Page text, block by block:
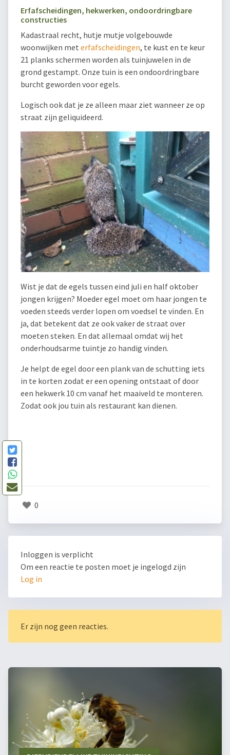
Erfafscheidingen, hekwerken, ondoordringbare
constructies
Kadastraal recht, hutje mutje volgebouwde
woonwijken met erfafscheidingen, te kust en te keur
21 planks schermen worden als tuinjuwelen in de
grond gestampt. Onze tuin is een ondoordringbare
burcht geworden voor egels.
Logisch ook dat je ze alleen maar ziet wanneer ze op
straat zijn geliquideerd.
Wist je dat de egels tussen eind juli en half oktober
jongen krijgen? Moeder egel moet om haar jongen te
voeden steeds verder lopen om voedsel te vinden. En
ja, dat betekent dat ze ook vaker de straat over
moeten steken. En dat allemaal omdat wij het
onderhoudsarme tuintje zo handig vinden.
Je helpt de egel door een plank van de schutting iets
in te korten zodat er een opening ontstaat of door
een hekwerk 10 cm vanaf het maaiveld te monteren.
Zodat ook jou tuin als restaurant kan dienen.
0
Inloggen is verplicht
Om een reactie te posten moet je ingelogd zijn
Log in
Er zijn nog geen reacties.